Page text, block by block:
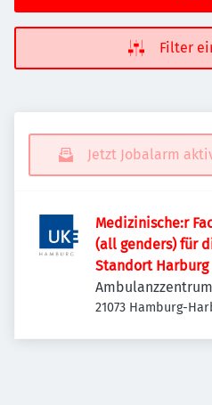
Filter
Jetzt Jobalarm
Medizinische:r
(all genders) für
Standort Harburg
21073 Hamburg-